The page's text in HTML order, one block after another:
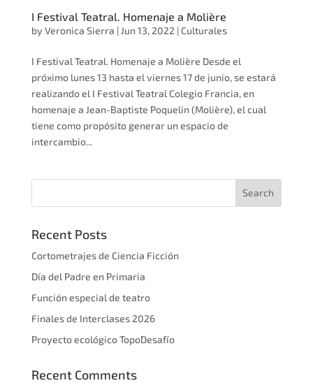
I Festival Teatral. Homenaje a Molière
by Veronica Sierra | Jun 13, 2022 |Culturales
I Festival Teatral. Homenaje a Molière ​Desde el
próximo lunes 13 hasta el viernes 17 de junio, ​se estará
realizando el I Festival Teatral Colegio Francia, en
homenaje a Jean-Baptiste Poquelin (Molière), el cual
tiene como propósito generar un espacio de
intercambio...
Recent Posts
Cortometrajes de Ciencia Ficción
Día del Padre en Primaria
Función especial de teatro
Finales de Interclases 2026
Proyecto ecológico TopoDesafío
Recent Comments